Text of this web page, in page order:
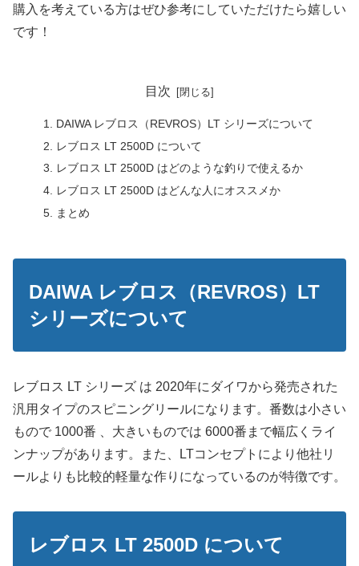
購入を考えている方はぜひ参考にしていただけたら嬉しい
です！
目次
DAIWA レブロス（REVROS）LT シリーズについて
レブロス LT 2500D について
レブロス LT 2500D はどのような釣りで使えるか
レブロス LT 2500D はどんな人にオススメか
まとめ
DAIWA レブロス（REVROS）LT
シリーズについて
レブロス LT シリーズ は 2020年にダイワから発売された
汎用タイプのスピニングリールになります。番数は小さい
もので 1000番 、大きいものでは 6000番まで幅広くライ
ンナップがあります。また、LTコンセプトにより他社リ
ールよりも比較的軽量な作りになっているのが特徴です。
レブロス LT 2500D について